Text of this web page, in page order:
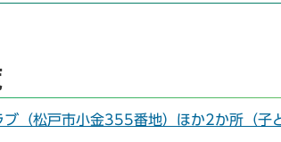
ブ（松戸市小金355番地）ほか2か所（子